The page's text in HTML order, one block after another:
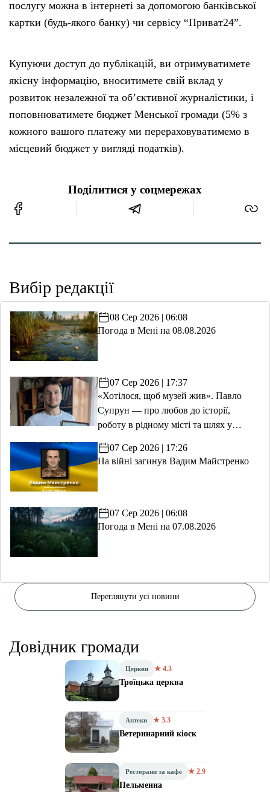
послугу можна в інтернеті за допомогою банківської
картки (будь-якого банку) чи сервісу “Приват24”.
Купуючи доступ до публікацій, ви отримуватимете
якісну інформацію, вноситимете свій вклад у
розвиток незалежної та об’єктивної журналістики, і
поповнюватимете бюджет Менської громади (5% з
кожного вашого платежу ми перераховуватимемо в
місцевий бюджет у вигляді податків).
Поділитися у соцмережах
Вибір редакції
08 Сер 2026 | 06:08
Погода в Мені на 08.08.2026
07 Сер 2026 | 17:37
«Хотілося, щоб музей жив». Павло
Супрун — про любов до історії,
роботу в рідному місті та шлях у
07 Сер 2026 | 17:26
На війні загинув Вадим Майстренко
07 Сер 2026 | 06:08
Погода в Мені на 07.08.2026
Переглянути усі новини
Довідник громади
Церкви ★ 4.3
Троїцька церква
Аптеки ★ 3.3
Ветеринарний кіоск
Ресторани та кафе ★ 2.9
Пельменна